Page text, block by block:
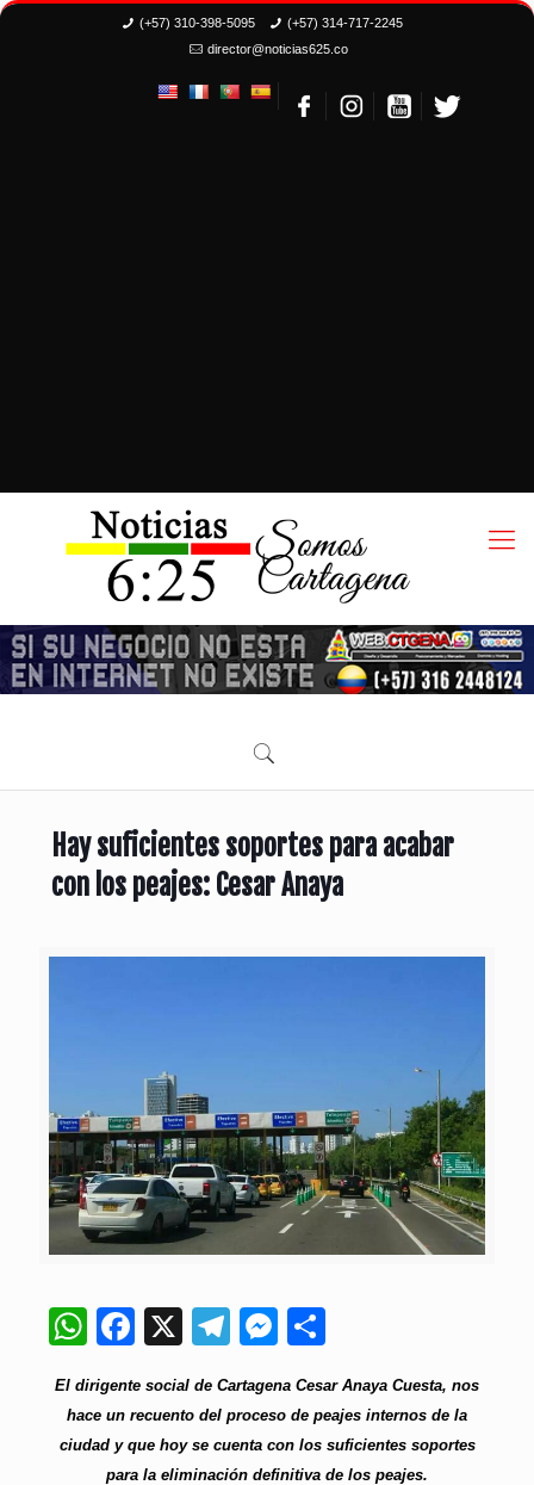
(+57) 310-398-5095
(+57) 314-717-2245
director@noticias625.co
Hay suficientes soportes para acabar
con los peajes: Cesar Anaya
WhatsApp
Facebook
X Telegram
Messenger
Compartir
El dirigente social de Cartagena Cesar Anaya Cuesta, nos
hace un recuento del proceso de peajes internos de la
ciudad y que hoy se cuenta con los suficientes soportes
para la eliminación definitiva de los peajes.